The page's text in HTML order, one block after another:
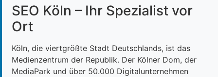
SEO Köln – Ihr Spezialist vor
Ort
Köln, die viertgrößte Stadt Deutschlands, ist das
Medienzentrum der Republik. Der Kölner Dom, der
MediaPark und über 50.000 Digitalunternehmen